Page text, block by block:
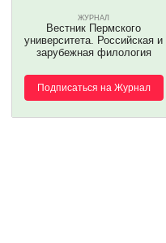
ЖУРНАЛ
Вестник Пермского
университета. Российская и
зарубежная филология
Подписаться на Журнал